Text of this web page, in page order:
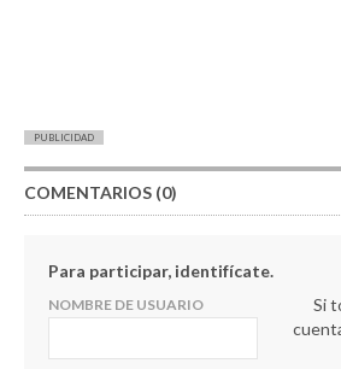
PUBLICIDAD
COMENTARIOS (0)
Para participar, identifícate.
NOMBRE DE USUARIO
Si